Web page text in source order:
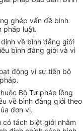
ghép vấn đề bình
pháp luật.
về bình đẳng giới
bình đẳng giới và vì
động vì sự tiến bộ
Bộ Tư pháp lồng
về bình đẳng giới theo
đơn vị.
có tách biệt giới nhằm